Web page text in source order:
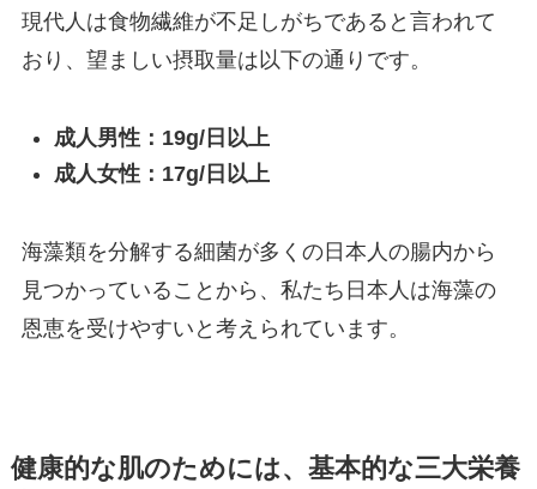
現代人は食物繊維が不足しがちであると言われて
おり、望ましい摂取量は以下の通りです。
成人男性：19g/日以上
成人女性：17g/日以上
海藻類を分解する細菌が多くの日本人の腸内から
見つかっていることから、私たち日本人は海藻の
恩恵を受けやすいと考えられています。
健康的な肌のためには、基本的な三大栄養